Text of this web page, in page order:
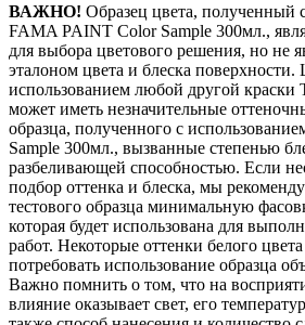
ВАЖНО! Образец цвета, полученный
FAMA PAINT Color Sample 300мл.,
для выбора цветового решения, но не
эталоном цвета и блеска
использованием любой другой
может иметь незначительные
образца, полученного с
Sample 300мл., вызванные степенью
разбеливающей способностью. Если
подбор оттенка и блеска, мы
тестового образца минимальную
которая будет использована для
работ. Некоторые оттенки белого
потребовать использование образца
Важно помнить о том, что на
влияние оказывает свет, его